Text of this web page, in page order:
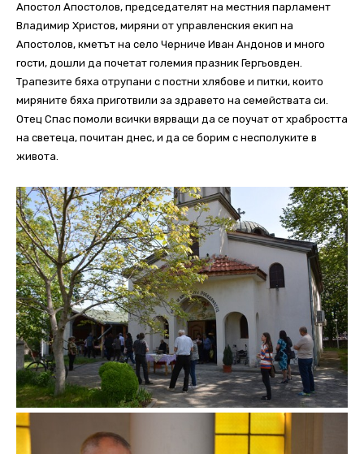
Апостол Апостолов, председателят на местния парламент
Владимир Христов, миряни от управленския екип на
Апостолов, кметът на село Черниче Иван Андонов и много
гости, дошли да почетат големия празник Гергьовден.
Трапезите бяха отрупани с постни хлябове и питки, които
миряните бяха приготвили за здравето на семействата си.
Отец Спас помоли всички вярващи да се поучат от храбростта
на светеца, почитан днес, и да се борим с несполуките в
живота.